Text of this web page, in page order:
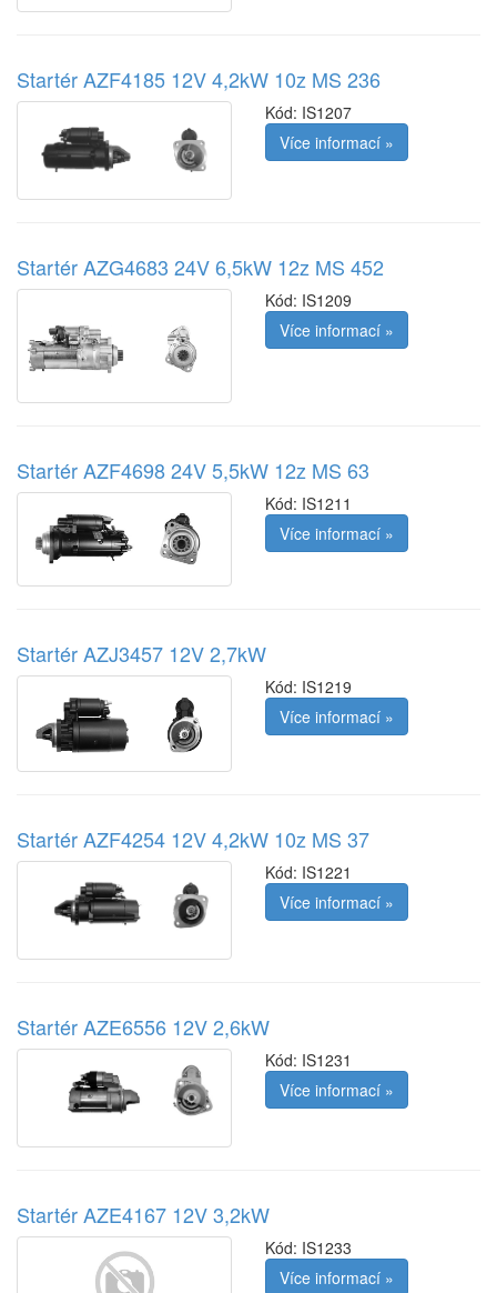
Startér AZF4185 12V 4,2kW 10z MS 236
Kód: IS1207
Více informací »
Startér AZG4683 24V 6,5kW 12z MS 452
Kód: IS1209
Více informací »
Startér AZF4698 24V 5,5kW 12z MS 63
Kód: IS1211
Více informací »
Startér AZJ3457 12V 2,7kW
Kód: IS1219
Více informací »
Startér AZF4254 12V 4,2kW 10z MS 37
Kód: IS1221
Více informací »
Startér AZE6556 12V 2,6kW
Kód: IS1231
Více informací »
Startér AZE4167 12V 3,2kW
Kód: IS1233
Více informací »